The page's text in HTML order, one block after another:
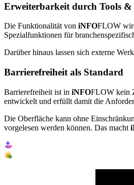
Erweiterbarkeit durch Tools &
Die Funktionalität von iNFOFLOW
Spezialfunktionen für
Darüber hinaus lassen sich externe
Barrierefreiheit als Standard
Barrierefreiheit ist in iNFOFLOW kein
entwickelt und erfüllt damit die
Die Oberfläche kann ohne
vorgelesen werden können. Das macht